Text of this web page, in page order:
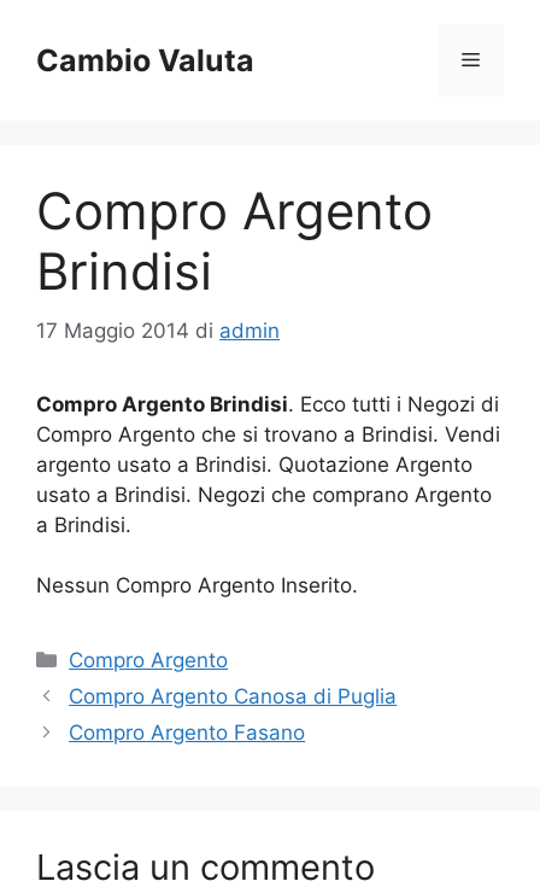
contenuto
Cambio Valuta Menu
Compro Argento
Brindisi
17 Maggio 2014 di admin
Compro Argento Brindisi. Ecco tutti i Negozi di
Compro Argento che si trovano a Brindisi. Vendi
argento usato a Brindisi. Quotazione Argento
usato a Brindisi. Negozi che comprano Argento
a Brindisi.
Nessun Compro Argento Inserito.
Categorie
Compro Argento
Compro Argento Canosa di Puglia
Compro Argento Fasano
Lascia un commento